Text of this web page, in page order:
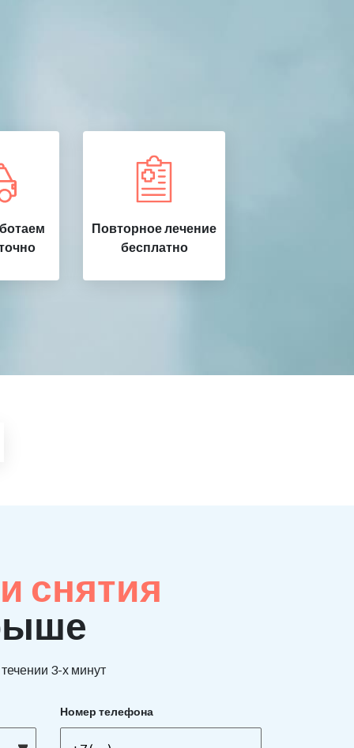
Повторное лечение
бесплатно
снятия
3-х минут
Номер телефона